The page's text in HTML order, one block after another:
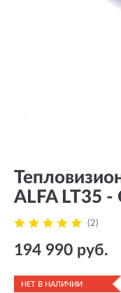
ALFA LT35
(2)
194 990 руб.
НЕТ В НАЛИЧИИ